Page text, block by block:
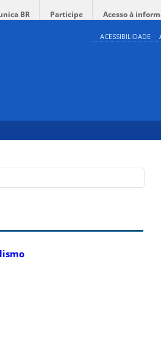
BR Participe Acesso à
ACESSIBILIDADE